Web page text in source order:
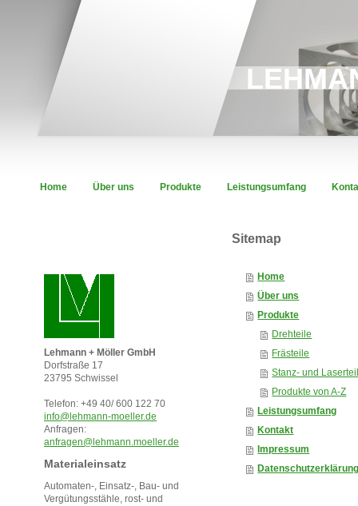
Home Über uns Produkte Leistungsumfang
Lehmann + Möller GmbH
Dorfstraße 17
23795 Schwissel
Telefon: +49 40/ 600 122 70
info@lehmann-moeller.de
Anfragen:
anfragen@lehmann.moeller.de
Materialeinsatz
Automaten-, Einsatz-, Bau- und
Vergütungsstähle, rost- und
Sitemap
Home
Über uns
Produkte
Drehteile
Frästeile
Stanz- und
Produkte von A-Z
Leistungsumfang
Kontakt
Impressum